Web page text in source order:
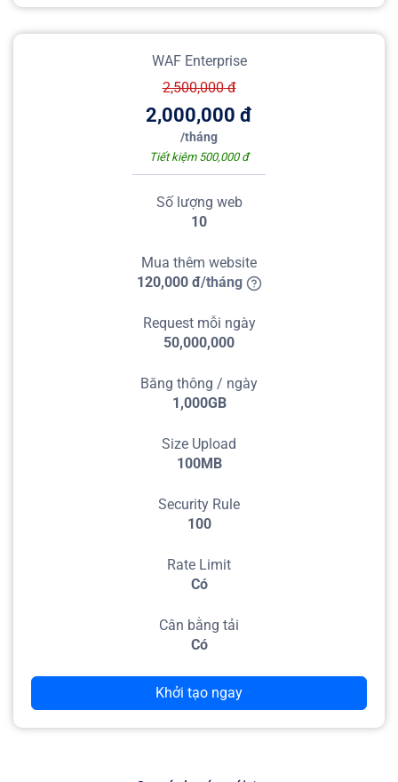
WAF Enterprise
2,500,000đ
2,000,000 đ
/tháng
Tiết kiệm 500,000 đ
Số lượng web
10
Mua thêm website
120,000đ/tháng
Request mỗi ngày
50,000,000
Băng thông / ngày
1,000GB
Size Upload
100MB
Security Rule
100
Rate Limit
Có
Cân bằng tải
Có
Khởi tạo ngay